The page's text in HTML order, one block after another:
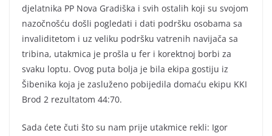
djelatnika PP Nova Gradiška i svih ostalih koji su svojom
nazočnošću došli pogledati i dati podršku osobama sa
invaliditetom i uz veliku podršku vatrenih navijača sa
tribina, utakmica je prošla u fer i korektnoj borbi za
svaku loptu. Ovog puta bolja je bila ekipa gostiju iz
Šibenika koja je zasluženo pobijedila domaću ekipu KKI
Brod 2 rezultatom 44:70.
Sada ćete čuti što su nam prije utakmice rekli: Igor